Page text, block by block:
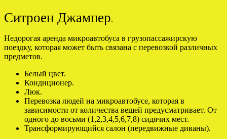
Ситроен Джампер.
Недорогая аренда микроавтобуса в грузопассажирскую
поездку, которая может быть связана с перевозкой различных
предметов.
Белый цвет.
Кондиционер.
Люк.
Перевозка людей на микроавтобусе, которая в
зависимости от количества вещей предусматривает. От
одного до восьми (1,2,3,4,5,6,7,8) сидячих мест.
Трансформирующийся салон (передвижные диваны).